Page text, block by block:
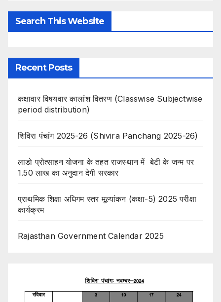
Search This Website
Recent Posts
कक्षावार विषयवार कालांश वितरण (Classwise Subjectwise
period distribution)
शिविरा पंचांग 2025-26 (Shivira Panchang 2025-26)
लाडो प्रोत्साहन योजना के तहत राजस्थान में बेटी के जन्म पर
1.50 लाख का अनुदान देगी सरकार
प्राथमिक शिक्षा अधिगम स्तर मूल्यांकन (कक्षा-5) 2025 परीक्षा
कार्यक्रम
Rajasthan Government Calendar 2025